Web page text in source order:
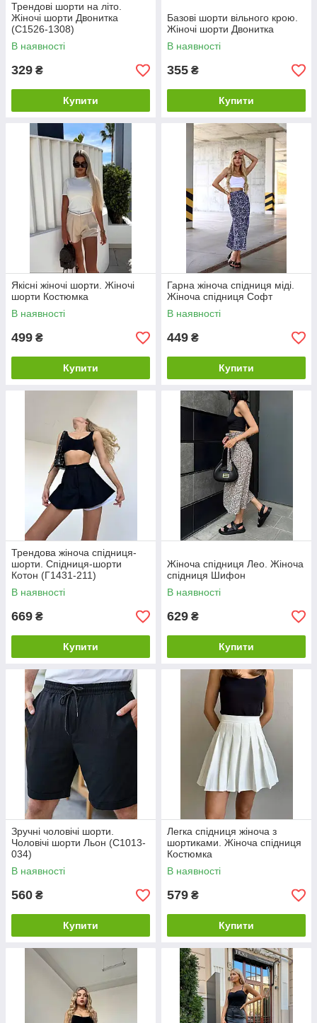
Трендові шорти на літо.
Жіночі шорти Двонитка
(С1526-1308)
В наявності
329 ₴
Купити
Базові шорти вільного крою.
Жіночі шорти Двонитка
В наявності
355 ₴
Купити
Якісні жіночі шорти. Жіночі
шорти Костюмка
В наявності
499 ₴
Купити
Гарна жіноча спідниця міді.
Жіноча спідниця Софт
В наявності
449 ₴
Купити
Трендова жіноча спідниця-
шорти. Спідниця-шорти
Котон (Г1431-211)
В наявності
669 ₴
Купити
Жіноча спідниця Лео. Жіноча
спідниця Шифон
В наявності
629 ₴
Купити
Зручні чоловічі шорти.
Чоловічі шорти Льон (С1013-
034)
В наявності
560 ₴
Купити
Легка спідниця жіноча з
шортиками. Жіноча спідниця
Костюмка
В наявності
579 ₴
Купити